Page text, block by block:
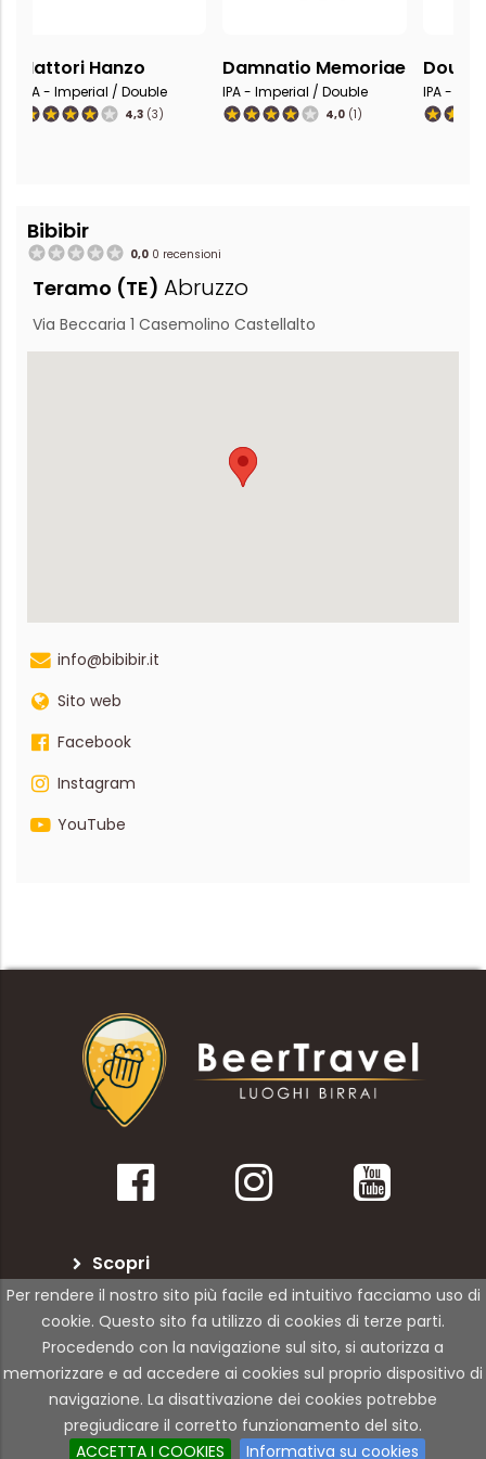
Per rendere il nostro sito più facile ed intuitivo facciamo uso di
cookie. Questo sito fa utilizzo di cookies di terze parti.
Procedendo con la navigazione sul sito, si autorizza a
memorizzare e ad accedere ai cookies sul proprio dispositivo di
navigazione. La disattivazione dei cookies potrebbe
pregiudicare il corretto funzionamento del sito.
ACCETTA I COOKIES
Informativa su cookies
Hattori Hanzo
IPA - Imperial / Double
4,3 (3)
Damnatio Memoriae
IPA - Imperial / Double
4,0 (1)
IPA -
Bibibir
0,0 0 recensioni
Teramo (TE) Abruzzo
Via Beccaria 1 Casemolino Castellalto
info@bibibir.it
Sito web
Facebook
Instagram
YouTube
Scopri
BeerTravel
Per le attività
© Copyright 2021 | 01Rabbit | All Rights Reserved